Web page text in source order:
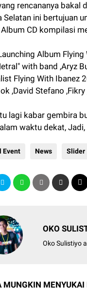
rencananya bakal
Selatan ini bertujuan
CD kompilasi
Album
with band ,Aryz
Flying With Ibanez
,David Stefano
lagi kabar gembira
waktu dekat,
Event News Slider
OKO
Oko Sulistiyo
MUNGKIN